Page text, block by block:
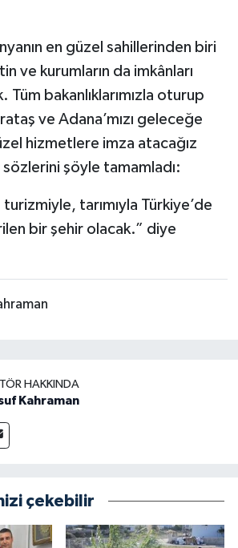
en güzel sahillerinden biri
ve kurumların da imkânları
Tüm bakanlıklarımızla oturup
ve Adana’mızı geleceğe
hizmetlere imza atacağız
sözlerini şöyle tamamladı:
tarımıyla Türkiye’de
bir şehir olacak.” diye
HAKKINDA
Kahraman
çekebilir